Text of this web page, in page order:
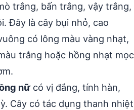
trắng, bấn trắng, vậy trắng,
Đây là cây bụi nhỏ, cao
có lông màu vàng nhạt,
trắng hoặc hồng nhạt mọc
nữ có vị đắng, tính hàn,
Cây có tác dụng thanh nhiệt